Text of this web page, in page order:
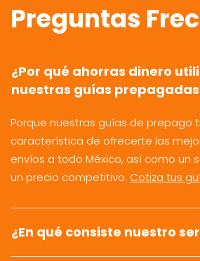
Preguntas
¿Por qué ahorras dinero
nuestras guías
Porque nuestras guías de prepago
característica de ofrecerte las
envíos a todo México, así como un
un precio competitivo. Cotiza tus
¿En qué consiste nuestro